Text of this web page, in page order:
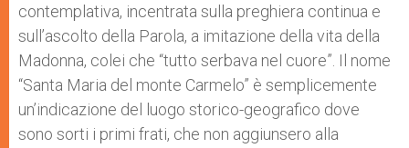
contemplativa, incentrata sulla preghiera continua e
sull’ascolto della Parola, a imitazione della vita della
Madonna, colei che “tutto serbava nel cuore”. Il nome
“Santa Maria del monte Carmelo” è semplicemente
un’indicazione del luogo storico-geografico dove
sono sorti i primi frati, che non aggiunsero alla